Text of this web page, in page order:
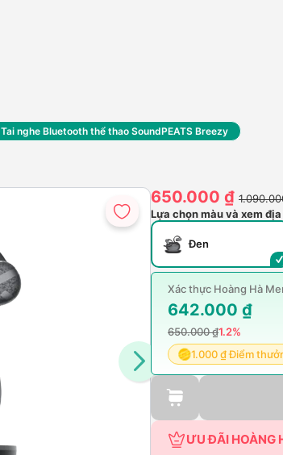
Tai nghe Bluetooth thể thao SoundPEATS Breezy
650.000 ₫
Lựa chọn màu và xem
Đen
Xác thực Hoàng Hà
642.000 ₫
650.000 ₫1.2%
1.000 ₫ Điểm
ƯU ĐÃI HOÀNG